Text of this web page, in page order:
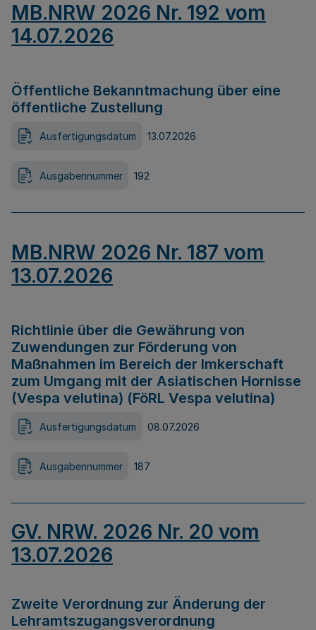
MB.NRW 2026 Nr. 192 vom
14.07.2026
Öffentliche Bekanntmachung über eine
öffentliche Zustellung
Ausfertigungsdatum 13.07.2026
Ausgabennummer 192
MB.NRW 2026 Nr. 187 vom
13.07.2026
Richtlinie über die Gewährung von
Zuwendungen zur Förderung von
Maßnahmen im Bereich der Imkerschaft
zum Umgang mit der Asiatischen Hornisse
(Vespa velutina) (FöRL Vespa velutina)
Ausfertigungsdatum 08.07.2026
Ausgabennummer 187
GV. NRW. 2026 Nr. 20 vom
13.07.2026
Zweite Verordnung zur Änderung der
Lehramtszugangsverordnung